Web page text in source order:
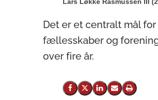
Det er et centralt mål
fællesskaber og
over fire år.
Del på Facebook
Del på X (Twitter)
Del på LinkedIn
Send email
Print